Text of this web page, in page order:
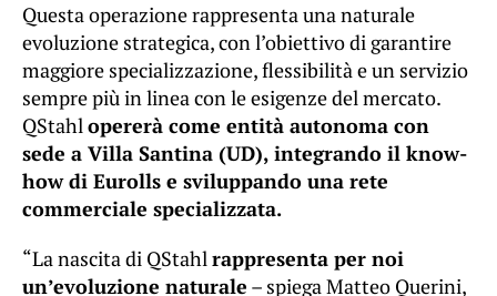
Questa operazione rappresenta una naturale
evoluzione strategica, con l’obiettivo di garantire
maggiore specializzazione, flessibilità e un servizio
sempre più in linea con le esigenze del mercato.
QStahlopererà come entità autonoma con
sede a Villa Santina (UD), integrando il know-
how di Eurolls e sviluppando una rete
commerciale specializzata.
“La nascita di QStahlrappresenta per noi
un’evoluzione naturale – spiega Matteo Querini,